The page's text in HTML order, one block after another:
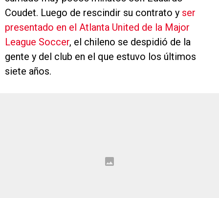
League Soccer , el chileno se despidió de la
gente y del club en el que estuvo los últimos
siete años.